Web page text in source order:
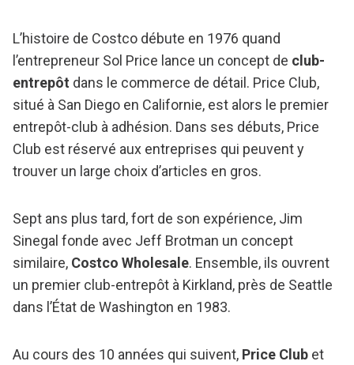
L’histoire de Costco débute en 1976 quand
l’entrepreneur Sol Price lance un concept de club-
entrepôt dans le commerce de détail. Price Club,
situé à San Diego en Californie, est alors le premier
entrepôt-club à adhésion. Dans ses débuts, Price
Club est réservé aux entreprises qui peuvent y
trouver un large choix d’articles en gros.
Sept ans plus tard, fort de son expérience, Jim
Sinegal fonde avec Jeff Brotman un concept
similaire, Costco Wholesale. Ensemble, ils ouvrent
un premier club-entrepôt à Kirkland, près de Seattle
dans l’État de Washington en 1983.
Au cours des 10 années qui suivent, Price Club et